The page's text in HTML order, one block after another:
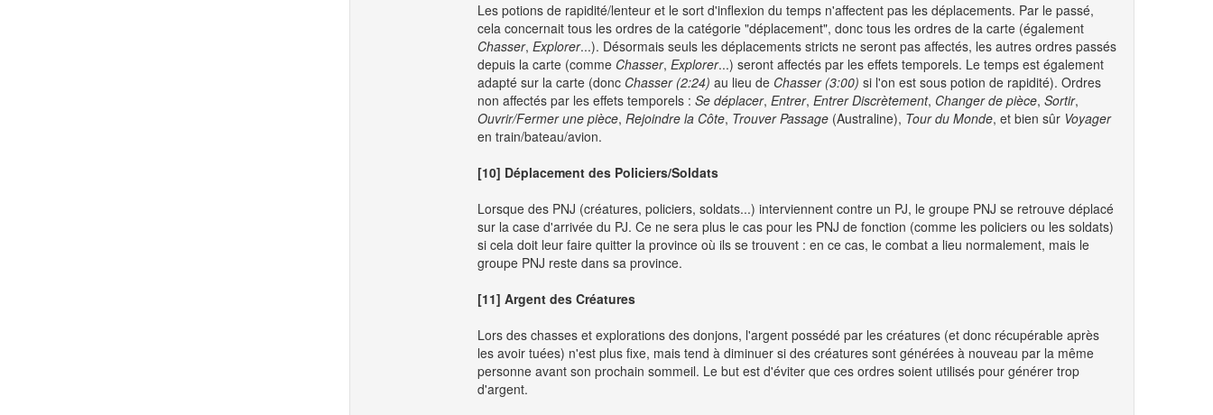
Les potions de rapidité/lenteur et le sort d'inflexion du temps n'affectent pas les déplacements. Par le passé,
cela concernait tous les ordres de la catégorie "déplacement", donc tous les ordres de la carte (également
Chasser, Explorer...). Désormais seuls les déplacements stricts ne seront pas affectés, les autres ordres passés
depuis la carte (comme Chasser, Explorer...) seront affectés par les effets temporels. Le temps est également
adapté sur la carte (donc Chasser (2:24) au lieu de Chasser (3:00) si l'on est sous potion de rapidité). Ordres
non affectés par les effets temporels : Se déplacer, Entrer, Entrer Discrètement, Changer de pièce, Sortir,
Ouvrir/Fermer une pièce, Rejoindre la Côte, Trouver Passage (Australine), Tour du Monde, et bien sûr Voyager
en train/bateau/avion.
[10] Déplacement des Policiers/Soldats
Lorsque des PNJ (créatures, policiers, soldats...) interviennent contre un PJ, le groupe PNJ se retrouve déplacé
sur la case d'arrivée du PJ. Ce ne sera plus le cas pour les PNJ de fonction (comme les policiers ou les soldats)
si cela doit leur faire quitter la province où ils se trouvent : en ce cas, le combat a lieu normalement, mais le
groupe PNJ reste dans sa province.
[11] Argent des Créatures
Lors des chasses et explorations des donjons, l'argent possédé par les créatures (et donc récupérable après
les avoir tuées) n'est plus fixe, mais tend à diminuer si des créatures sont générées à nouveau par la même
personne avant son prochain sommeil. Le but est d'éviter que ces ordres soient utilisés pour générer trop
d'argent.